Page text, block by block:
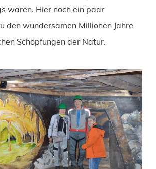
waren. Hier noch ein paar
den wundersamen Millionen Jahre
Schöpfungen der Natur.